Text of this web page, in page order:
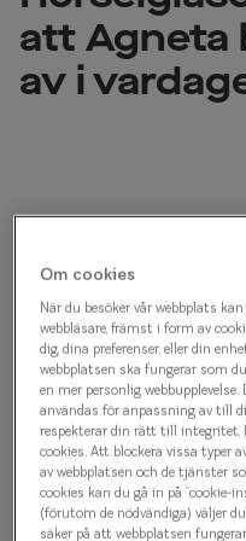
att Agneta
av i
första gången hörde
från Nuance Audio
att prova dem. Nu har
de har blivit ett
- Jag älskar dem,
Hon stänger av
Agneta har på sig de
Om cookies
När du besöker vår webbplats
webbläsare, främst i form av
dig, dina preferenser, eller din
webbplatsen ska fungerar som
en mer personlig
användas för anpassning av till
respekterar din rätt till
cookies. Att blockera vissa typer
av webbplatsen och de tjänster
cookies kan du gå in på ”cookie-
(förutom de nödvändiga) väljer
säker på att webbplatsen